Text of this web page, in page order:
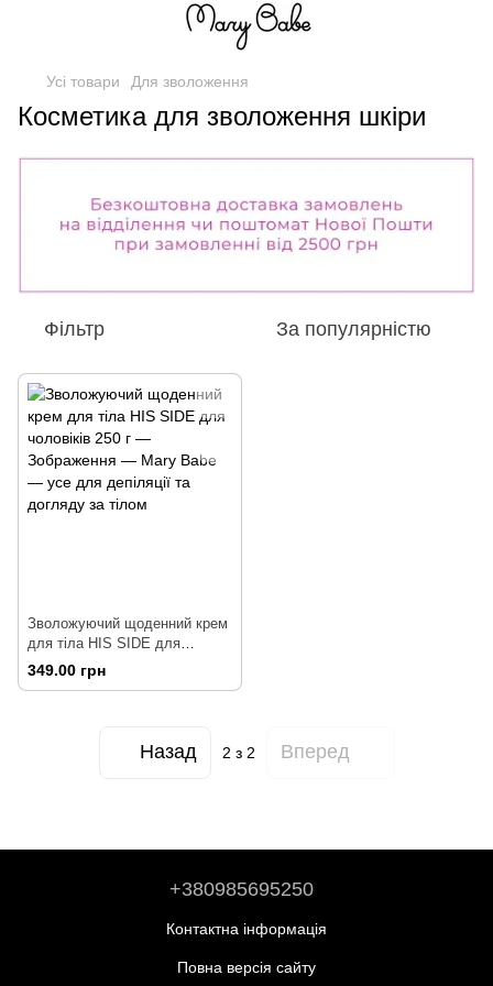
Усі товари Для зволоження
Косметика для зволоження шкіри
Фільтр За популярністю
Зволожуючий щоденний крем
для тіла HIS SIDE для
чоловіків 250 г
349.00 грн
Назад 2 з 2 Вперед
+380985695250
Контактна інформація
Повна версія сайту